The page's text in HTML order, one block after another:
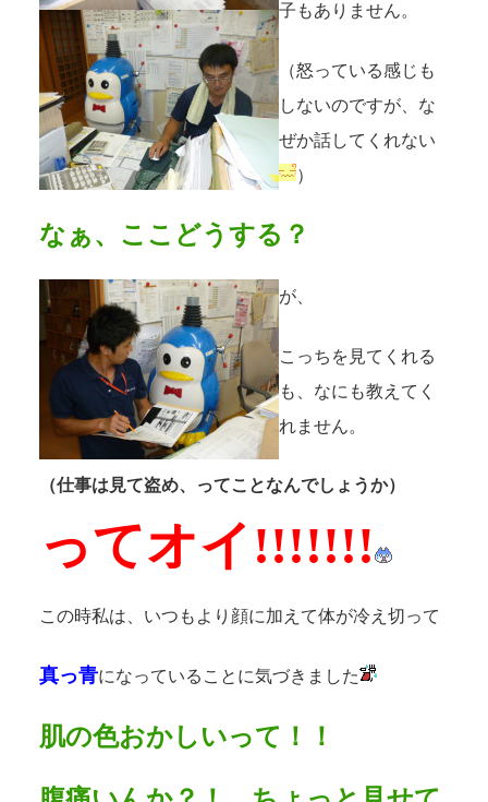
子もありません。
（怒っている感じも
しないのですが、な
ぜか話してくれない
）
なぁ、ここどうする？
が、
こっちを見てくれる
も、なにも教えてく
れません。
（仕事は見て盗め、ってことなんでしょうか）
ってオイ!!!!!!!
この時私は、いつもより顔に加えて体が冷え切って
真っ青になっていることに気づきました
肌の色おかしいって！！